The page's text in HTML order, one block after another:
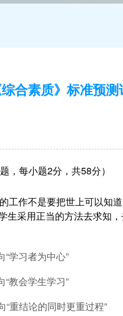
合素质》标准预测
，每小题2分，共58分）
工作不是要把世上可以知
生采用正当的方法去求知
“学习者为中心”
“教会学生学习”
“重结论的同时更重过程”